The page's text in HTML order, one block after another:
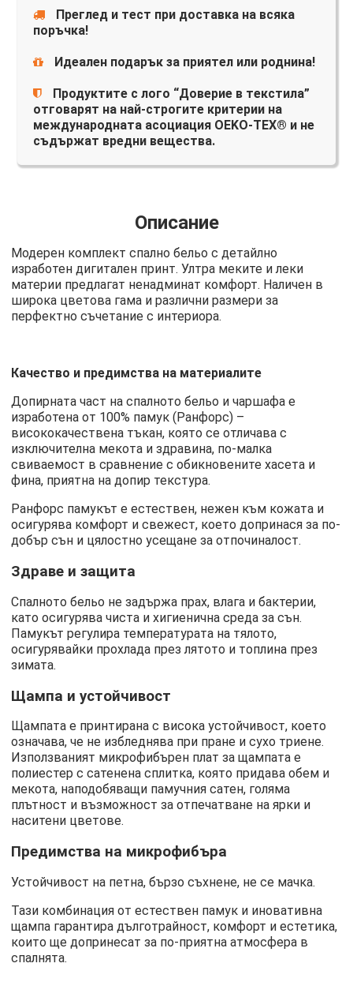
Преглед и тест при доставка на всяка
поръчка!
Идеален подарък за приятел или роднина!
Продуктите с лого “Доверие в текстила”
отговарят на най-строгите критерии на
международната асоциация OEKO-TEX® и не
съдържат вредни вещества.
Описание
Модерен комплект спално бельо с детайлно
изработен дигитален принт. Ултра меките и леки
материи предлагат ненадминат комфорт. Наличен в
широка цветова гама и различни размери за
перфектно съчетание с интериора.
Качество и предимства на материалите
Допирната част на спалното бельо и чаршафа е
изработена от 100% памук (Ранфорс) –
висококачествена тъкан, която се отличава с
изключителна мекота и здравина, по-малка
свиваемост в сравнение с обикновените хасета и
фина, приятна на допир текстура.
Ранфорс памукът е естествен, нежен към кожата и
осигурява комфорт и свежест, което допринася за по-
добър сън и цялостно усещане за отпочиналост.
Здраве и защита
Спалното бельо не задържа прах, влага и бактерии,
като осигурява чиста и хигиенична среда за сън.
Памукът регулира температурата на тялото,
осигурявайки прохлада през лятото и топлина през
зимата.
Щампа и устойчивост
Щампата е принтирана с висока устойчивост, което
означава, че не избледнява при пране и сухо триене.
Използваният микрофибърен плат за щампата е
полиестер с сатенена сплитка, която придава обем и
мекота, наподобяващи памучния сатен, голяма
плътност и възможност за отпечатване на ярки и
наситени цветове.
Предимства на микрофибъра
Устойчивост на петна, бързо съхнене, не се мачка.
Тази комбинация от естествен памук и иновативна
щампа гарантира дълготрайност, комфорт и естетика,
които ще допринесат за по-приятна атмосфера в
спалнята.